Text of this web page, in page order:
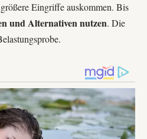
Eingriffe auskommen. Bis
und Alternativen nutzen. Die